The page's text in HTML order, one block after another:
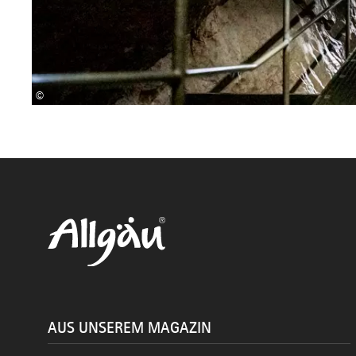
©
AUS UNSEREM MAGAZIN